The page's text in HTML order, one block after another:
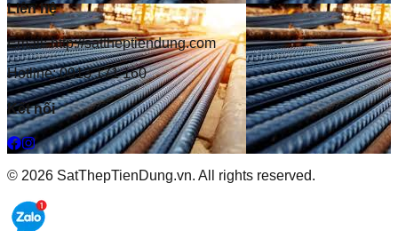
Liên hệ
Email: http://sattheptiendung.com
Hotline: 0913 171 160
Kết nối
© 2026 SatThepTienDung.vn. All rights reserved.